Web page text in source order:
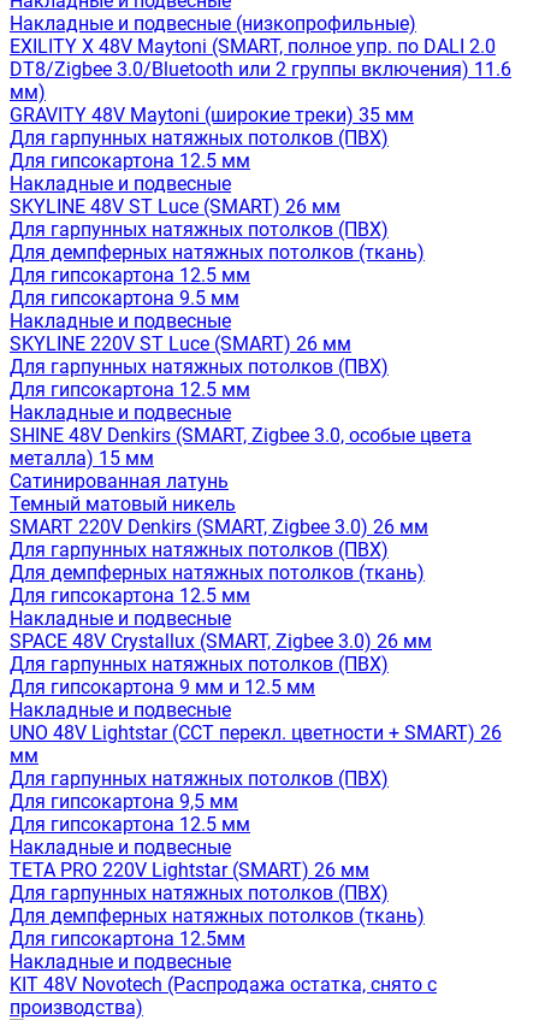
Накладные и подвесные (низкопрофильные)
EXILITY X 48V Maytoni (SMART, полное упр. по DALI 2.0
DT8/Zigbee 3.0/Bluetooth или 2 группы включения) 11.6
мм)
GRAVITY 48V Maytoni (широкие треки) 35 мм
Для гарпунных натяжных потолков (ПВХ)
Для гипсокартона 12.5 мм
Накладные и подвесные
SKYLINE 48V ST Luce (SMART) 26 мм
Для гарпунных натяжных потолков (ПВХ)
Для демпферных натяжных потолков (ткань)
Для гипсокартона 12.5 мм
Для гипсокартона 9.5 мм
Накладные и подвесные
SKYLINE 220V ST Luce (SMART) 26 мм
Для гарпунных натяжных потолков (ПВХ)
Для гипсокартона 12.5 мм
Накладные и подвесные
SHINE 48V Denkirs (SMART, Zigbee 3.0, особые цвета
металла) 15 мм
Сатинированная латунь
Темный матовый никель
SMART 220V Denkirs (SMART, Zigbee 3.0) 26 мм
Для гарпунных натяжных потолков (ПВХ)
Для демпферных натяжных потолков (ткань)
Для гипсокартона 12.5 мм
Накладные и подвесные
SPACE 48V Crystallux (SMART, Zigbee 3.0) 26 мм
Для гарпунных натяжных потолков (ПВХ)
Для гипсокартона 9 мм и 12.5 мм
Накладные и подвесные
UNO 48V Lightstar (CCT перекл. цветности + SMART) 26
мм
Для гарпунных натяжных потолков (ПВХ)
Для гипсокартона 9,5 мм
Для гипсокартона 12.5 мм
Накладные и подвесные
TETA PRO 220V Lightstar (SMART) 26 мм
Для гарпунных натяжных потолков (ПВХ)
Для демпферных натяжных потолков (ткань)
Для гипсокартона 12.5мм
Накладные и подвесные
KIT 48V Novotech (Распродажа остатка, снято с
производства)